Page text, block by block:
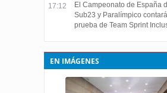
17:12
El Campeonato de España
Sub23 y Paralímpico
prueba de Team Sprint
EN IMÁGENES